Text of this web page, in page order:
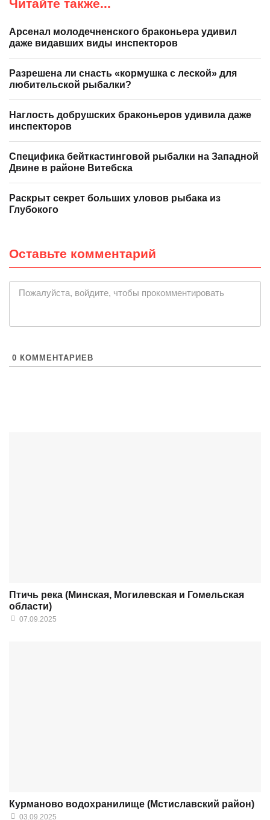
Читайте также...
Арсенал молодечненского браконьера удивил
даже видавших виды инспекторов
Разрешена ли снасть «кормушка с леской» для
любительской рыбалки?
Наглость добрушских браконьеров удивила даже
инспекторов
Специфика бейткастинговой рыбалки на Западной
Двине в районе Витебска
Раскрыт секрет больших уловов рыбака из
Глубокого
Оставьте комментарий
Пожалуйста, войдите, чтобы прокомментировать
0 КОММЕНТАРИЕВ
Птичь река (Минская, Могилевская и Гомельская
области)
07.09.2025
Курманово водохранилище (Мстиславский район)
03.09.2025